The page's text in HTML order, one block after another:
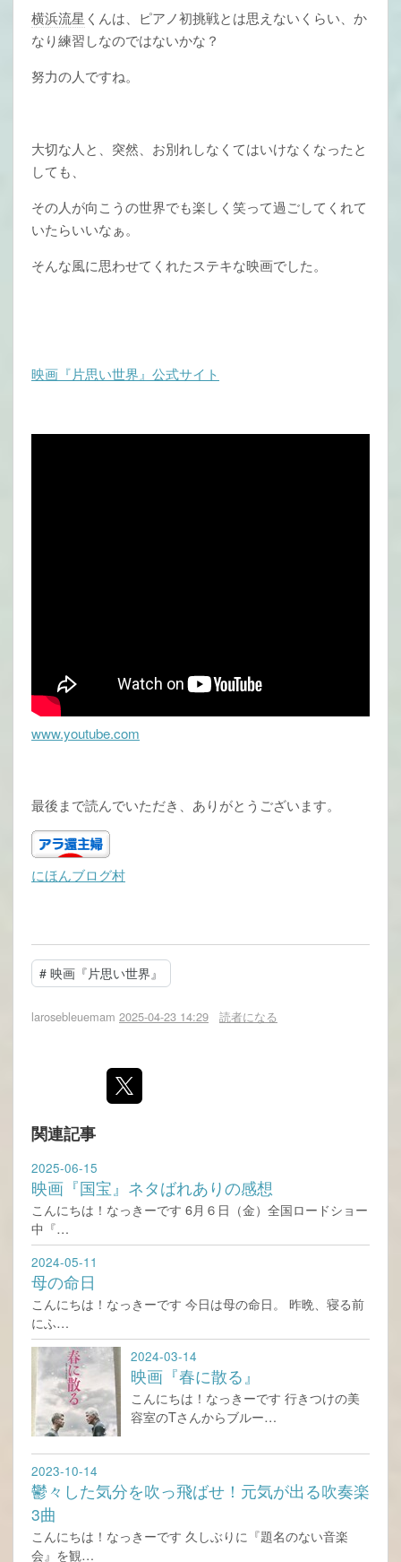
横浜流星 くんは、ピアノ初挑戦とは思えないくらい、か
なり練習しなのではないかな？
努力の人ですね。
大切な人と、突然、お別れしなくてはいけなくなったと
しても、
その人が向こうの世界でも楽しく笑って過ごしてくれて
いたらいいなぁ。
そんな風に思わせてくれたステキな映画でした。
映画『片思い世界』公式サイト
www.youtube.com
最後まで読んでいただき、ありがとうございます。
にほんブログ村
# 映画『片思い世界』
larosebleuemam 2025-04-23 14:29 読者になる
関連記事
2025-06-15
映画『国宝』ネタばれありの感想
こんにちは！なっきーです 6月６日（金）全国ロードショー
中『…
2024-05-11
母の命日
こんにちは！なっきーです 今日は母の命日。 昨晩、寝る前
にふ…
2024-03-14
映画『春に散る』
こんにちは！なっきーです 行きつけの美
容室のTさんからブルー…
2023-10-14
鬱々した気分を吹っ飛ばせ！元気が出る吹奏楽
3曲
こんにちは！なっきーです 久しぶりに『題名のない音楽
会』を観…